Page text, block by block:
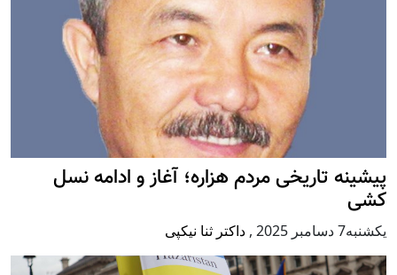
پيشينه تاريخی مردم هزاره؛ آغاز و ادامه نسل
کشی
يكشنبه7 دسامبر 2025 , داکتر ثنا نیکپی